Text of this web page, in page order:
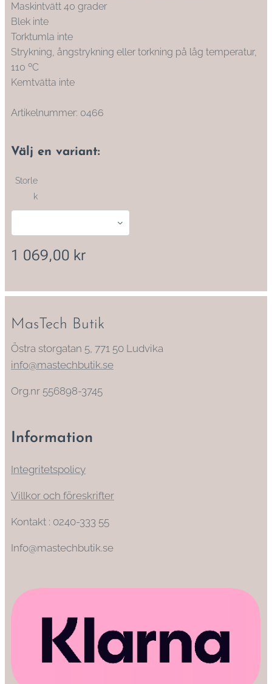
Maskintvätt 40 grader
Blek inte
Torktumla inte
Strykning, ångstrykning eller torkning på låg temperatur,
110 ºC
Kemtvätta inte
Artikelnummer: 0466
Välj en variant:
Storle
k
1 069,00 kr
MasTech Butik
Östra storgatan 5, 771 50 Ludvika
info@mastechbutik.se
Org.nr 556898-3745
Information
Integritetspolicy
Villkor och föreskrifter
Kontakt : 0240-333 55
Info@mastechbutik.se